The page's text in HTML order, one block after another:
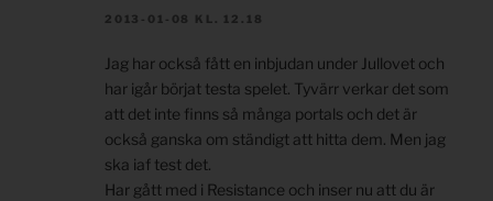
2013-01-08 KL. 12.18
Jag har också fått en inbjudan under Jullovet och
har igår börjat testa spelet. Tyvärr verkar det som
att det inte finns så många portals och det är
också ganska om ständigt att hitta dem. Men jag
ska iaf test det.
Har gått med i Resistance och inser nu att du är